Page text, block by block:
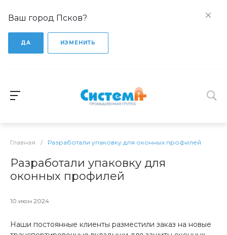
Ваш город Псков?
ДА ИЗМЕНИТЬ
Главная / Разработали упаковку для оконных профилей
Разработали упаковку для
оконных профилей
10 июн 2024
Наши постоянные клиенты разместили заказ на новые